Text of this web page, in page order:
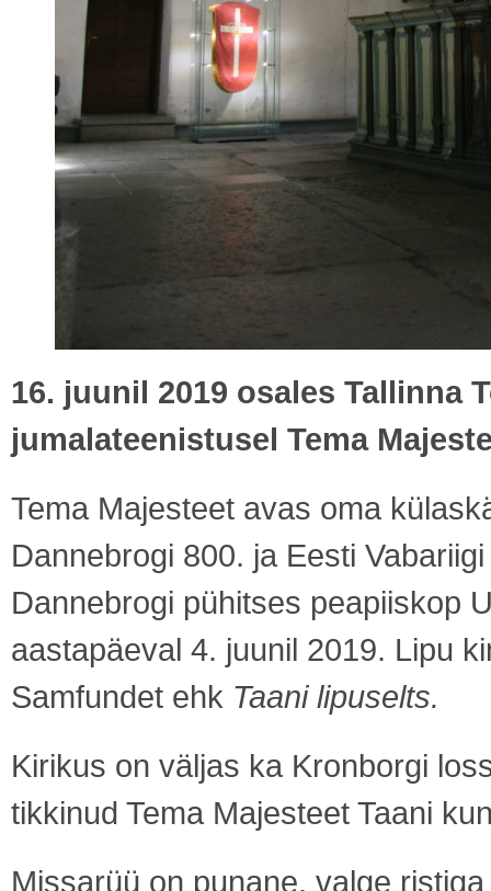
16. juunil 2019 osales Tallinna
jumalateenistusel Tema
Tema Majesteet avas oma
Dannebrogi 800. ja Eesti
Dannebrogi pühitses peapiiskop
aastapäeval 4. juunil 2019. Lipu
Samfundet ehk Taani lipuselts.
Kirikus on väljas ka Kronborgi
tikkinud Tema Majesteet Taani
Missarüü on punane, valge